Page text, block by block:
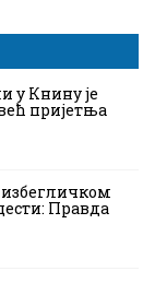
у Книну је
пријетња
Правда